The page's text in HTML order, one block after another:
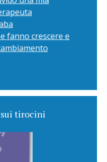
fanno crescere e
tirocini